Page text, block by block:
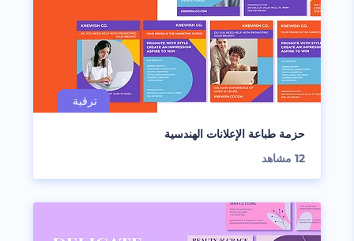
حزمة طباعة الإعلانات الهندسية
12 مشاهد